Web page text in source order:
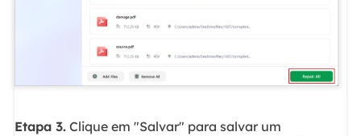
Etapa 3.Clique em "Salvar" para salvar um